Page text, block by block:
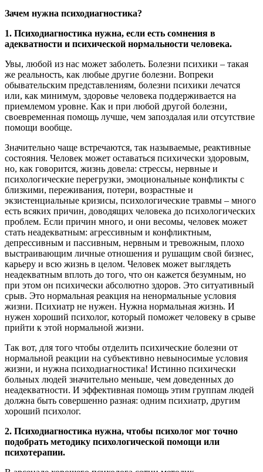
Зачем нужна психодиагностика?
1. Психодиагностика нужна, если есть сомнения в
адекватности и психической нормальности человека.
Увы, любой из нас может заболеть. Болезни психики – такая
же реальность, как любые другие болезни. Вопреки
обывательским представлениям, болезни психики лечатся
или, как минимум, здоровье человека поддерживается на
приемлемом уровне. Как и при любой другой болезни,
своевременная помощь лучше, чем запоздалая или отсутствие
помощи вообще.
Значительно чаще встречаются, так называемые, реактивные
состояния. Человек может оставаться психически здоровым,
но, как говорится, жизнь довела: стрессы, нервные и
психологические перегрузки, эмоциональные конфликты с
близкими, переживания, потери, возрастные и
экзистенциальные кризисы, психологические травмы – много
есть всяких причин, доводящих человека до психологических
проблем. Если причин много, и они весомы, человек может
стать неадекватным: агрессивным и конфликтным,
депрессивным и пассивным, нервным и тревожным, плохо
выстраивающим личные отношения и рушащим свой бизнес,
карьеру и всю жизнь в целом. Человек может выглядеть
неадекватным вплоть до того, что он кажется безумным, но
при этом он психически абсолютно здоров. Это ситуативный
срыв. Это нормальная реакция на ненормальные условия
жизни. Психиатр не нужен. Нужна нормальная жизнь. И
нужен хороший психолог, который поможет человеку в срыве
прийти к этой нормальной жизни.
Так вот, для того чтобы отделить психические болезни от
нормальной реакции на субъективно невыносимые условия
жизни, и нужна психодиагностика! Истинно психически
больных людей значительно меньше, чем доведенных до
неадекватности. И эффективная помощь этим группам людей
должна быть совершенно разная: одним психиатр, другим
хороший психолог.
2. Психодиагностика нужна, чтобы психолог мог точно
подобрать методику психологической помощи или
психотерапии.